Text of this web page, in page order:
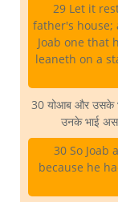
29 Let it
father's
Joab one that
leaneth on a
30 योआब और उसके
उनके भाई
30 So
because he